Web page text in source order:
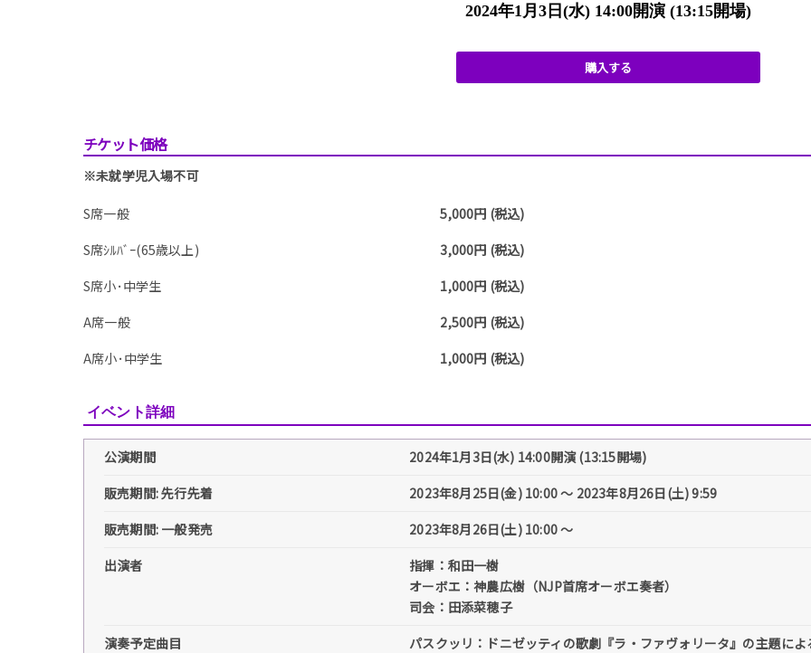
2024年1月3日(水) 14:00開演 (13:15開場)
購入する
チケット価格
※未就学児入場不可
S席一般
5,000円 (税込)
S席ｼﾙﾊﾞｰ(65歳以上)
3,000円 (税込)
S席小･中学生
1,000円 (税込)
A席一般
2,500円 (税込)
A席小･中学生
1,000円 (税込)
イベント詳細
公演期間
2024年1月3日(水) 14:00開演 (13:15開場)
販売期間: 先行先着
2023年8月25日(金) 10:00 〜 2023年8月26日(土) 9:59
販売期間: 一般発売
2023年8月26日(土) 10:00 〜
出演者
指揮：和田一樹
オーボエ：神農広樹（NJP首席オーボエ奏者）
司会：田添菜穂子
演奏予定曲目
パスクッリ：ドニゼッティの歌劇『ラ・ファヴォリータ』の主題に